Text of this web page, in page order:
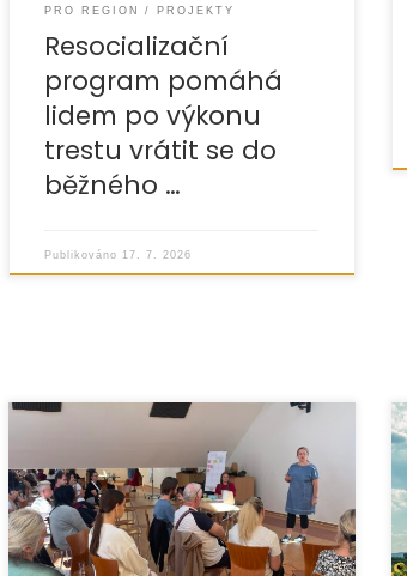
PRO REGION
PROJEKTY
Resocializační
program pomáhá
lidem po výkonu
trestu vrátit se do
běžného …
Publikováno 17. 7. 2026
Ve dnech 29. – 31. května 2026 jsme
uspořádali další vzdělávací víkend
pro pěstounské rodiny. Tradičně jsme
se setkali v příjemném prostředí